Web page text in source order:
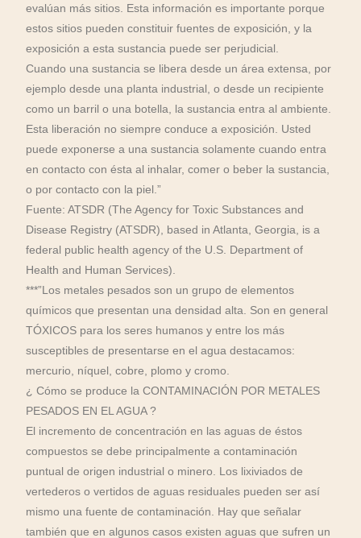
evalúan más sitios. Esta información es importante porque
estos sitios pueden constituir fuentes de exposición, y la
exposición a esta sustancia puede ser perjudicial.
Cuando una sustancia se libera desde un área extensa, por
ejemplo desde una planta industrial, o desde un recipiente
como un barril o una botella, la sustancia entra al ambiente.
Esta liberación no siempre conduce a exposición. Usted
puede exponerse a una sustancia solamente cuando entra
en contacto con ésta al inhalar, comer o beber la sustancia,
o por contacto con la piel.”
Fuente: ATSDR (The Agency for Toxic Substances and
Disease Registry (ATSDR), based in Atlanta, Georgia, is a
federal public health agency of the U.S. Department of
Health and Human Services).
***”Los metales pesados son un grupo de elementos
químicos que presentan una densidad alta. Son en general
TÓXICOS para los seres humanos y entre los más
susceptibles de presentarse en el agua destacamos:
mercurio, níquel, cobre, plomo y cromo.
¿ Cómo se produce la CONTAMINACIÓN POR METALES
PESADOS EN EL AGUA ?
El incremento de concentración en las aguas de éstos
compuestos se debe principalmente a contaminación
puntual de origen industrial o minero. Los lixiviados de
vertederos o vertidos de aguas residuales pueden ser así
mismo una fuente de contaminación. Hay que señalar
también que en algunos casos existen aguas que sufren un